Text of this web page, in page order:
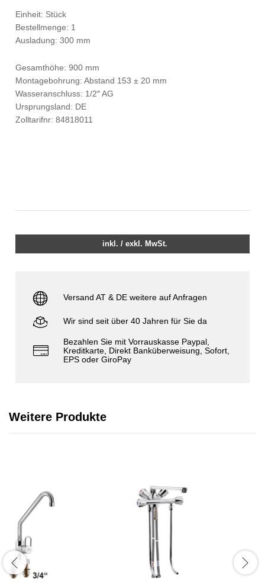
Einheit: Stück
Bestellmenge: 1
Ausladung: 300 mm
Gesamthöhe: 900 mm
Montagebohrung: Abstand 153 ± 20 mm
Wasseranschluss: 1/2″ AG
Ursprungsland: DE
Zolltarifnr: 84818011
inkl. / exkl. MwSt.
Versand AT & DE weitere auf Anfragen
Wir sind seit über 40 Jahren für Sie da
Bezahlen Sie mit Vorrauskasse Paypal,
Kreditkarte, Direkt Banküberweisung, Sofort,
EPS oder GiroPay
Weitere Produkte